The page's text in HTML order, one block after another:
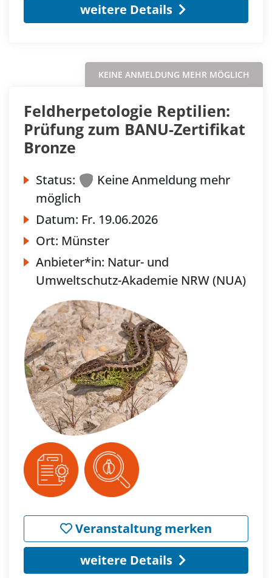
weitere Details
KEINE ANMELDUNG MEHR MÖGLICH
Feldherpetologie Reptilien:
Prüfung zum BANU-Zertifikat
Bronze
Status:
Keine Anmeldung mehr
möglich
Datum: Fr. 19.06.2026
Ort: Münster
Anbieter*in: Natur- und
Umweltschutz-Akademie NRW (NUA)
Veranstaltung merken
weitere Details